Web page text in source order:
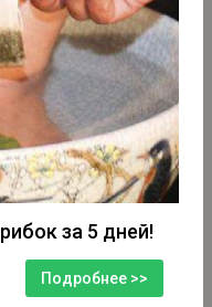
за 5 дней!
Подробнее >>